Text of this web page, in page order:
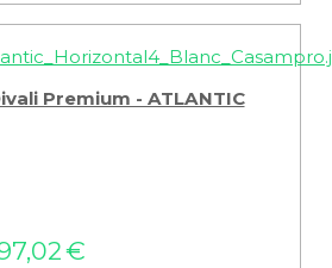
Premium - ATLANTIC
€